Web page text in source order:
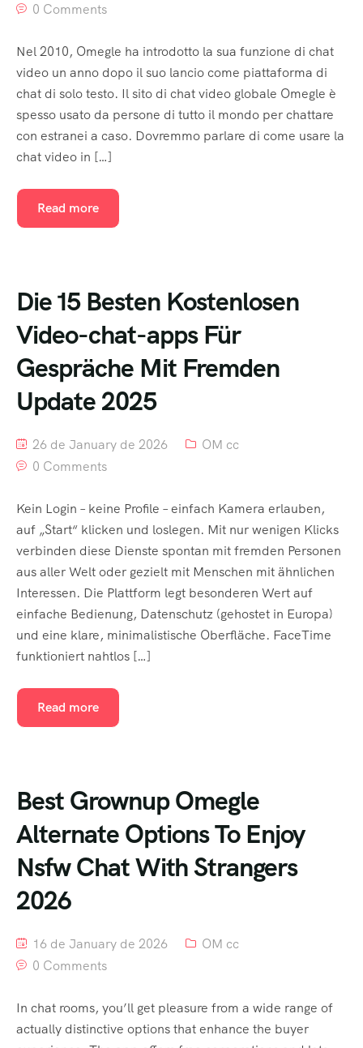
0 Comments
Nel 2010, Omegle ha introdotto la sua funzione di chat
video un anno dopo il suo lancio come piattaforma di
chat di solo testo. Il sito di chat video globale Omegle è
spesso usato da persone di tutto il mondo per chattare
con estranei a caso. Dovremmo parlare di come usare la
chat video in […]
Read more
Die 15 Besten Kostenlosen
Video-chat-apps Für
Gespräche Mit Fremden
Update 2025
26 de January de 2026
OM cc
0 Comments
Kein Login – keine Profile – einfach Kamera erlauben,
auf „Start“ klicken und loslegen. Mit nur wenigen Klicks
verbinden diese Dienste spontan mit fremden Personen
aus aller Welt oder gezielt mit Menschen mit ähnlichen
Interessen. Die Plattform legt besonderen Wert auf
einfache Bedienung, Datenschutz (gehostet in Europa)
und eine klare, minimalistische Oberfläche. FaceTime
funktioniert nahtlos […]
Read more
Best Grownup Omegle
Alternate Options To Enjoy
Nsfw Chat With Strangers
2026
16 de January de 2026
OM cc
0 Comments
In chat rooms, you’ll get pleasure from a wide range of
actually distinctive options that enhance the buyer